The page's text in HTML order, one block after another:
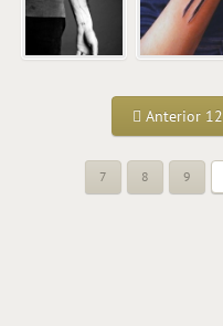
Anterior 12
7 8 9